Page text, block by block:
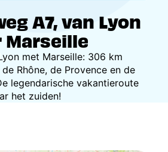
A7, van Lyon
Marseille
met Marseille: 306 km
Rhône, de Provence en de
legendarische vakantieroute
het zuiden!